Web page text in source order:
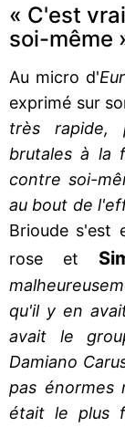
« C'est
soi-même
Au micro d'
exprimé sur
très rapide,
brutales à la
contre soi-
au bout de
Brioude s'est
rose et
qu'il y en
avait le
Damiano
pas énormes
était le plus